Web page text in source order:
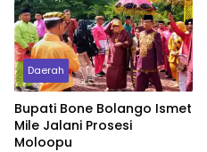
Daerah
Bupati Bone Bolango Ismet
Mile Jalani Prosesi
Moloopu